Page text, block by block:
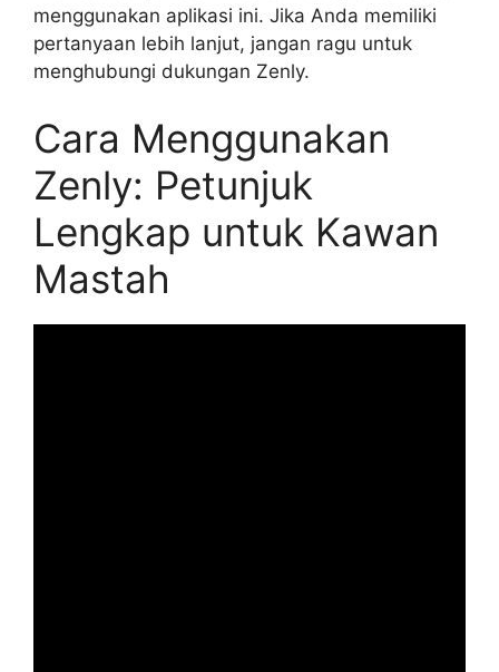
menggunakan aplikasi ini. Jika Anda memiliki
pertanyaan lebih lanjut, jangan ragu untuk
menghubungi dukungan Zenly.
Cara Menggunakan
Zenly: Petunjuk
Lengkap untuk Kawan
Mastah